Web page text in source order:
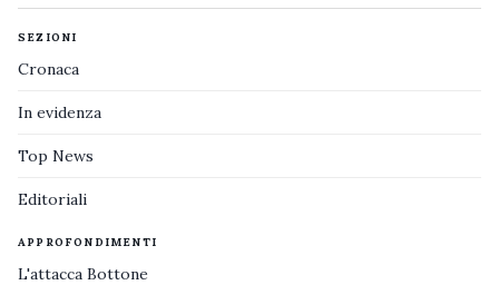
SEZIONI
Cronaca
In evidenza
Top News
Editoriali
APPROFONDIMENTI
L'attacca Bottone